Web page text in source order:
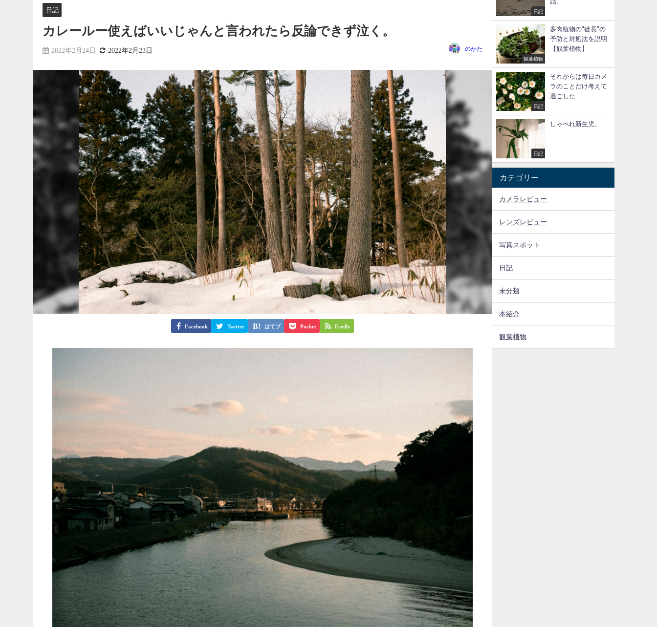
日記
カレールー使えばいいじゃんと言われたら反論できず泣く。
2022年2月24日 2022年2月23日 のかた
Facebook Twitter はてブ Pocket Feedly
日記
話。
観葉植物
多肉植物の"徒長"の
予防と対処法を説明
【観葉植物】
日記
それからは毎日カメ
ラのことだけ考えて
過ごした
日記
しゃべれ新生児。
カテゴリー
カメラレビュー
レンズレビュー
写真スポット
日記
未分類
本紹介
観葉植物